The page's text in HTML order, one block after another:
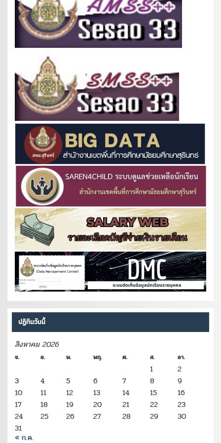
ปฏิทินวันนี้
สิงหาคม 2026
จ. อ. พ. พฤ. ศ. ส. อา.
1
2
3
4 5 6 7 8
9
10
11 12 13 14 15
16
17
18 19 20 21 22
23
24
25 26 27 28 29
30
31
« ก.ค.